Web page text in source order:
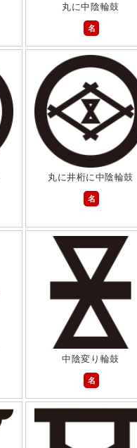
丸に中陰輪鼓
名
丸に井桁に中陰輪鼓
名
中陰変り輪鼓
名